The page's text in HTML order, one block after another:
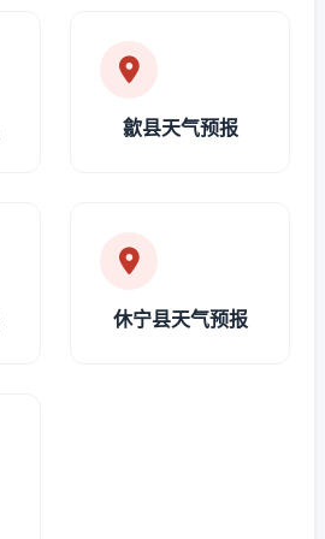
歙县天气预报
休宁县天气预报